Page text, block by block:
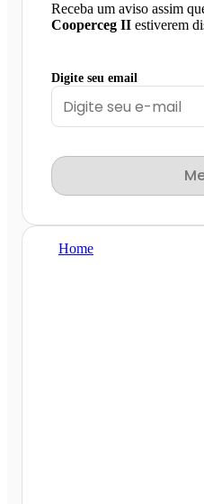
Receba um aviso assim
Cooperceg II estiverem
Digite seu email
Home